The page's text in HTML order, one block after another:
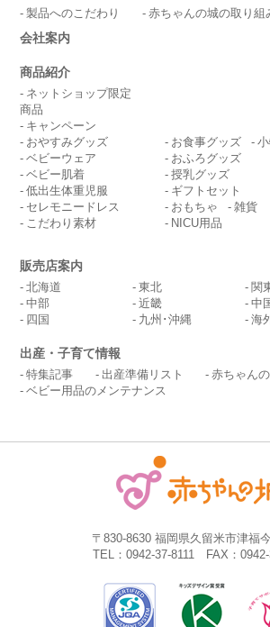
製品へのこだわり 赤ちゃんの城の取り組
会社案内
商品紹介
ネットショップ限定
商品
キャンペーン
おやすみグッズ
ベビーウェア
ベビー肌着
低出生体重児服
セレモニードレス
こだわり素材
お食事グッズ
おふろグッズ
授乳グッズ
ギフトセット
おもちゃ
雑貨
NICU用品
販売店案内
北海道 東北
関
中部
近畿
中
四国
九州･沖縄 海
出産・子育て情報
特集記事 出産準備リスト
赤ちゃん
ベビー用品のメンテナンス
〒830-8630 福岡県久留米市津福
TEL：0942-37-8111 FAX：